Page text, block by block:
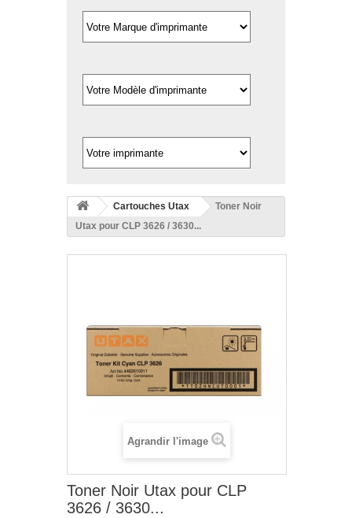
Cartouches Utax
Toner Noir
Utax pour CLP 3626 / 3630...
Agrandir l'image
Toner Noir Utax pour CLP
3626 / 3630...